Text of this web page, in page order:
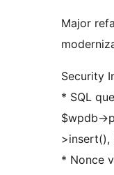
Major
Security
* SQL
$wpdb-
>insert(),
* Nonce